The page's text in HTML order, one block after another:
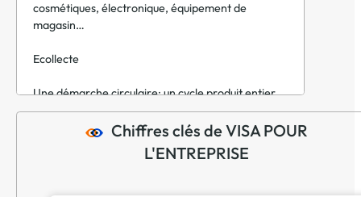
cosmétiques, électronique, équipement de
magasin…
Ecollecte
Une démarche circulaire: un cycle produit entier
avec nos équipes
- Tri et destruction des papiers
- collecte & démantèlement DEEE
Chiffres clés de VISA POUR
L'ENTREPRISE